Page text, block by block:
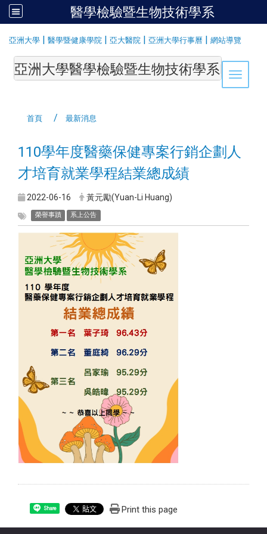
醫學檢驗暨生物技術學系
亞洲大學 | 醫學暨健康學院 | 亞大醫院 | 亞洲大學行事曆 | 網站導覽
Toggle
亞洲大學醫學檢驗暨生物技術學系
首頁 最新消息
110學年度醫藥保健專案行銷企劃人
才培育就業學程結業總成績
2022-06-16 黃元勵(Yuan-Li Huang)
榮譽事蹟 系上公告
Share Print this page